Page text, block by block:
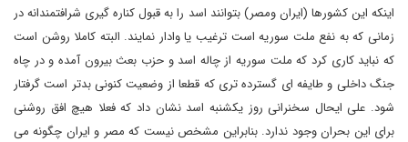
اینکه این کشورها (ایران ومصر) بتوانند اسد را به قبول کناره گیری شرافتمندانه در
زمانی که به نفع ملت سوریه است ترغیب یا وادار نمایند. البته کاملا روشن است
که نباید کاری کرد که ملت سوریه از چاله اسد و حزب بعث بیرون آمده و در چاه
جنگ داخلی و طایفه ای گسترده تری که قطعا از وضعیت کنونی بدتر است گرفتار
شود. علی ایحال سخنرانی روز یکشنبه اسد نشان داد که فعلا هیچ افق روشنی
برای این بحران وجود ندارد. بنابراین مشخص نیست که مصر و ایران چگونه می